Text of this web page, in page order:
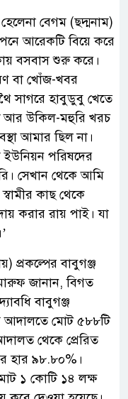
বেগম (ছদ্মনাম)
আরেকটি বিয়ে করে
বসবাস শুরু করে।
বা খোঁজ-খবর
সাগরে হাবুডুবু খেতে
আর উকিল-মহুরি খরচ
আমার ছিল না।
ইউনিয়ন পরিষদের
সেখান থেকে আমি
কাছ থেকে
করার রায় পাই। যা
প্রকল্পের বাবুগঞ্জ
জানান, বিগত
বাবুগঞ্জ
আদালতে মোট ৫৮৮টি
থেকে প্রেরিত
হার ৯৮.৮০%।
১ কোটি ১৪ লক্ষ